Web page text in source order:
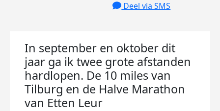
Deel via SMS
In september en oktober dit
jaar ga ik twee grote afstanden
hardlopen. De 10 miles van
Tilburg en de Halve Marathon
van Etten Leur